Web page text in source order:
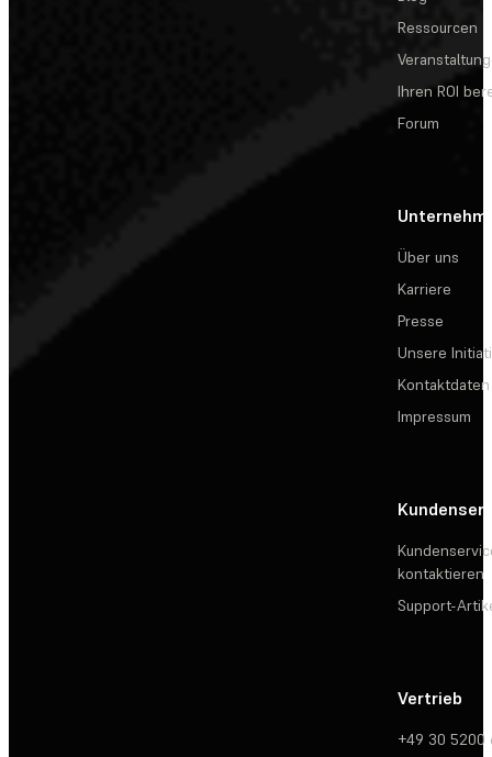
Ressourcen
Ihren ROI
Forum
Über uns
Karriere
Presse
Unsere
Kontaktdaten
Impressum
kontaktieren
Support-
Vertrieb
+49 30 5200